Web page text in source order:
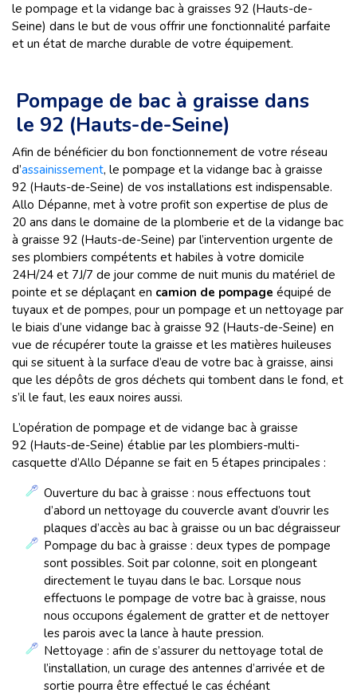
le pompage et la vidange bac à graisses 92 (Hauts-de-
Seine) dans le but de vous offrir une fonctionnalité parfaite
et un état de marche durable de votre équipement.
Pompage de bac à graisse dans
le 92 (Hauts-de-Seine)
Afin de bénéficier du bon fonctionnement de votre réseau
d’assainissement, le pompage et la vidange bac à graisse
92 (Hauts-de-Seine) de vos installations est indispensable.
Allo Dépanne, met à votre profit son expertise de plus de
20 ans dans le domaine de la plomberie et de la vidange bac
à graisse 92 (Hauts-de-Seine) par l’intervention urgente de
ses plombiers compétents et habiles à votre domicile
24H/24 et 7J/7 de jour comme de nuit munis du matériel de
pointe et se déplaçant en camion de pompage équipé de
tuyaux et de pompes, pour un pompage et un nettoyage par
le biais d’une vidange bac à graisse 92 (Hauts-de-Seine) en
vue de récupérer toute la graisse et les matières huileuses
qui se situent à la surface d’eau de votre bac à graisse, ainsi
que les dépôts de gros déchets qui tombent dans le fond, et
s’il le faut, les eaux noires aussi.
L’opération de pompage et de vidange bac à graisse
92 (Hauts-de-Seine) établie par les plombiers-multi-
casquette d’Allo Dépanne se fait en 5 étapes principales :
Ouverture du bac à graisse : nous effectuons tout
d’abord un nettoyage du couvercle avant d’ouvrir les
plaques d’accès au bac à graisse ou un bac dégraisseur
Pompage du bac à graisse : deux types de pompage
sont possibles. Soit par colonne, soit en plongeant
directement le tuyau dans le bac. Lorsque nous
effectuons le pompage de votre bac à graisse, nous
nous occupons également de gratter et de nettoyer
les parois avec la lance à haute pression.
Nettoyage : afin de s’assurer du nettoyage total de
l’installation, un curage des antennes d’arrivée et de
sortie pourra être effectué le cas échéant